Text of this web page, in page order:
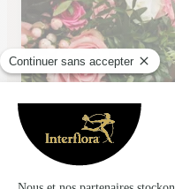
Alysse Fleurs
Panazol
★★★4 (47)
Avenue Président Sadi Carnot